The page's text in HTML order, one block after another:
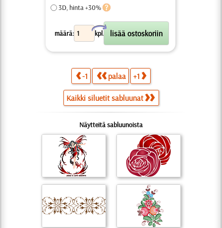
3D, hinta +30%
määrä: kpl.
X
-1 palaa +1
Kaikki siluetit sabluunat
Näytteitä sabluunoista